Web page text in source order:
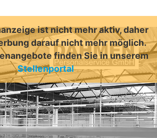
ist nicht mehr aktiv, daher
darauf nicht mehr möglich.
finden Sie in unserem
Stellenportal